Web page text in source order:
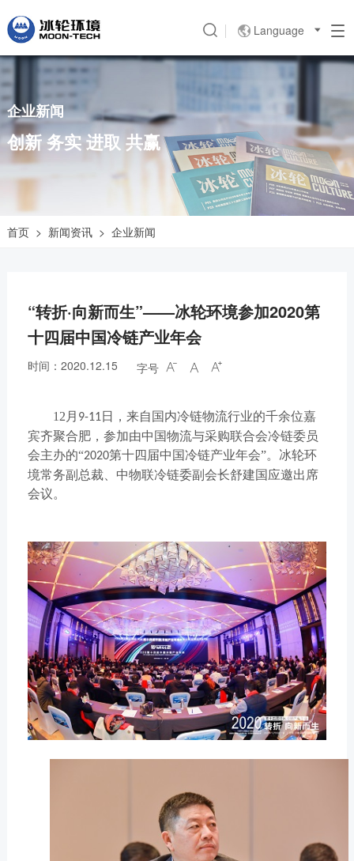
Language 
企业新闻
创新 务实 进取 共赢
首页 > 新闻资讯 > 企业新闻
“转折·向新而生”——冰轮环境参加2020第
十四届中国冷链产业年会
时间：2020.12.15 字号   
12 月 9-11 日，来自国内冷链物流行业的千余位嘉
宾齐聚合肥，参加由中国物流与采购联合会冷链委员
会主办的“2020第十四届中国冷链产业年会”。冰轮环
境常务副总裁、中物联冷链委副会长舒建国应邀出席
会议。